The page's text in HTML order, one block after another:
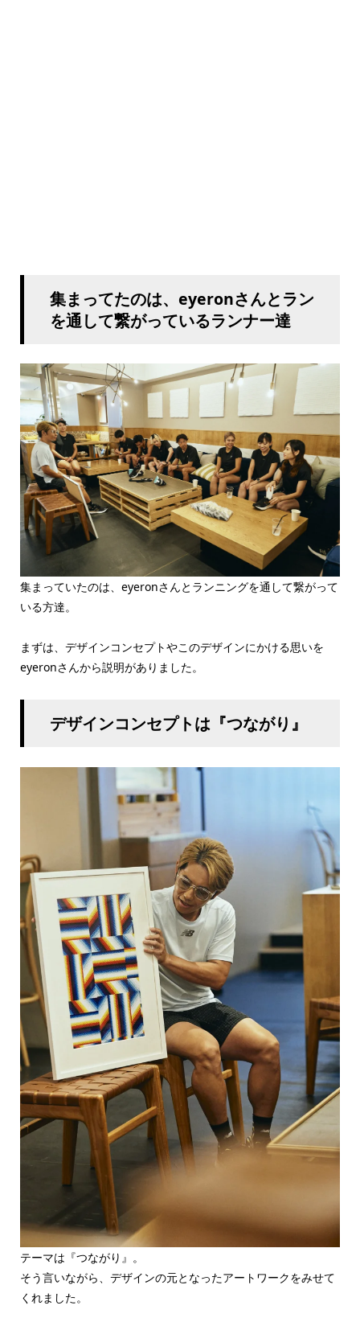
集まってたのは、eyeronさんとラン
を通して繋がっているランナー達
集まっていたのは、eyeronさんとランニングを通して繋がって
いる方達。
まずは、デザインコンセプトやこのデザインにかける思いを
eyeronさんから説明がありました。
デザインコンセプトは『つながり』
テーマは『つながり』。
そう言いながら、デザインの元となったアートワークをみせて
くれました。